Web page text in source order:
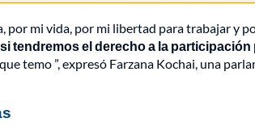
por mi vida, por mi libertad para trabajar y
tendremos el derecho a la
temo ”, expresó Farzana Kochai, una